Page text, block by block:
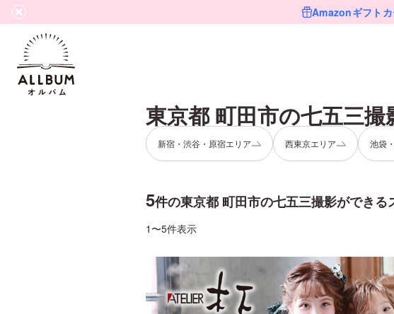
Amazonギフトカ
東京都 町田市の七五三撮
新宿・渋谷・原宿エリア 西東京エリア 池袋
5件の東京都 町田市の七五三撮影ができる
1〜5件表示